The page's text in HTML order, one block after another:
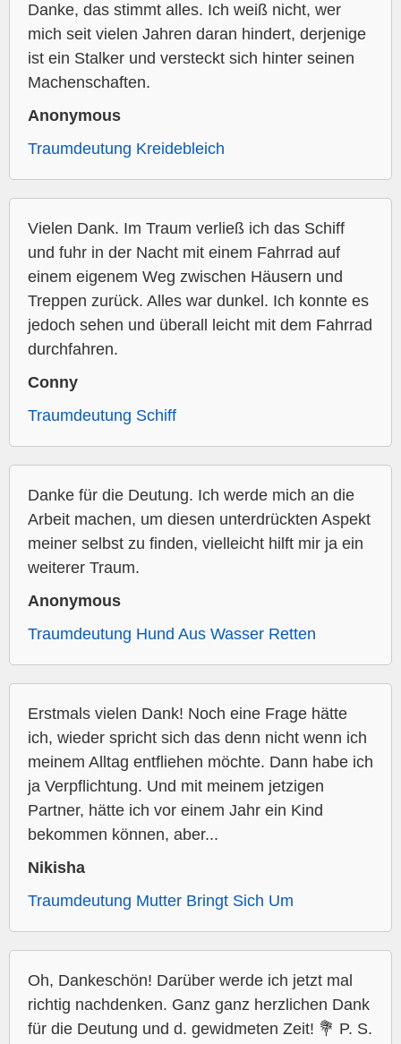
Danke, das stimmt alles. Ich weiß nicht, wer
mich seit vielen Jahren daran hindert, derjenige
ist ein Stalker und versteckt sich hinter seinen
Machenschaften.
Anonymous
Traumdeutung Kreidebleich
Vielen Dank. Im Traum verließ ich das Schiff
und fuhr in der Nacht mit einem Fahrrad auf
einem eigenem Weg zwischen Häusern und
Treppen zurück. Alles war dunkel. Ich konnte es
jedoch sehen und überall leicht mit dem Fahrrad
durchfahren.
Conny
Traumdeutung Schiff
Danke für die Deutung. Ich werde mich an die
Arbeit machen, um diesen unterdrückten Aspekt
meiner selbst zu finden, vielleicht hilft mir ja ein
weiterer Traum.
Anonymous
Traumdeutung Hund Aus Wasser Retten
Erstmals vielen Dank! Noch eine Frage hätte
ich, wieder spricht sich das denn nicht wenn ich
meinem Alltag entfliehen möchte. Dann habe ich
ja Verpflichtung. Und mit meinem jetzigen
Partner, hätte ich vor einem Jahr ein Kind
bekommen können, aber...
Nikisha
Traumdeutung Mutter Bringt Sich Um
Oh, Dankeschön! Darüber werde ich jetzt mal
richtig nachdenken. Ganz ganz herzlichen Dank
für die Deutung und d. gewidmeten Zeit! 💐 P. S.